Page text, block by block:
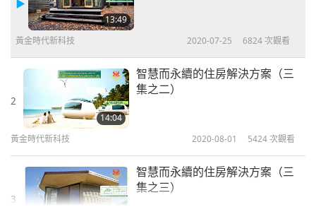
13:49
黃金時代新科技 2020-07-25 6824次觀看
2
14:04
智慧而永續的住房解決方案（三
集之二）
黃金時代新科技 2020-08-01 5424次觀看
3
智慧而永續的住房解決方案（三
集之三）